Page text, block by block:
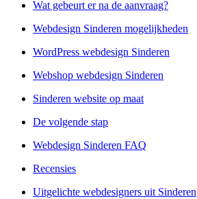
Wat gebeurt er na de aanvraag?
Webdesign Sinderen mogelijkheden
WordPress webdesign Sinderen
Webshop webdesign Sinderen
Sinderen website op maat
De volgende stap
Webdesign Sinderen FAQ
Recensies
Uitgelichte webdesigners uit Sinderen